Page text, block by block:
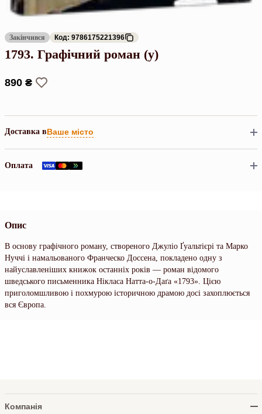
Закінчився Код: 9786175221396
1793. Графічний роман (у)
890 ₴
Доставка вВаше місто
Оплата
Опис
В основу графічного роману, створеного Джуліо Ґуальтієрі та Марко
Нуччі і намальованого Франческо Доссена, покладено одну з
найуславленіших книжок останніх років — роман відомого
шведського письменника Нікласа Натта-о-Даґа «1793». Цією
приголомшливою і похмурою історичною драмою досі захоплюється
вся Європа.
Компанія